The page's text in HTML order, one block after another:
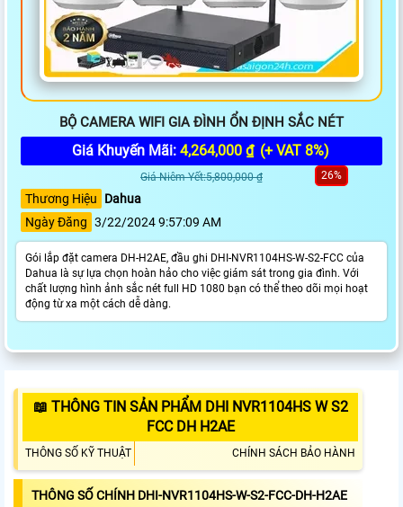
BỘ CAMERA WIFI GIA ĐÌNH ỔN ĐỊNH SẮC NÉT
Giá Khuyến Mãi: 4,264,000 ₫ (+ VAT 8%)
Giá Niêm Yết:5,800,000 ₫ 26%
Thương Hiệu
Dahua
Ngày Đăng 3/22/2024 9:57:09 AM
Gói lắp đặt camera DH-H2AE, đầu ghi DHI-NVR1104HS-W-S2-FCC của
Dahua là sự lựa chọn hoàn hảo cho việc giám sát trong gia đình. Với
chất lượng hình ảnh sắc nét full HD 1080 bạn có thể theo dõi mọi hoạt
động từ xa một cách dễ dàng.
📖 THÔNG TIN SẢN PHẨM DHI NVR1104HS W S2
FCC DH H2AE
THÔNG SỐ KỸ THUẬT CHÍNH SÁCH BẢO HÀNH
THÔNG SỐ CHÍNH DHI-NVR1104HS-W-S2-FCC-DH-H2AE